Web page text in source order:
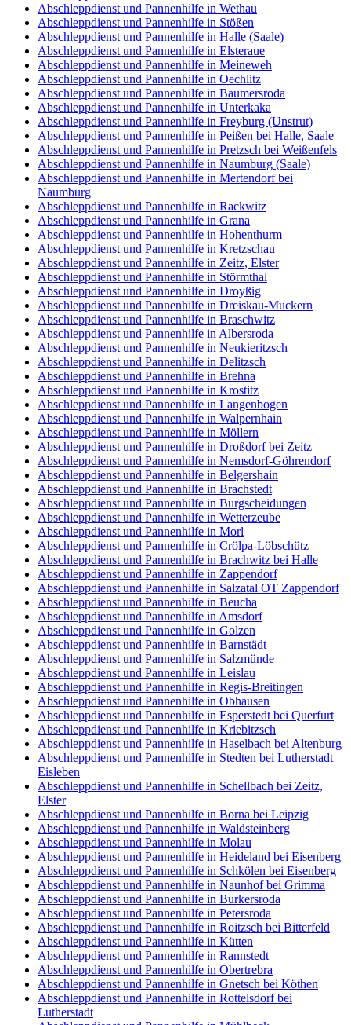
Abschleppdienst und Pannenhilfe in Wethau
Abschleppdienst und Pannenhilfe in Stößen
Abschleppdienst und Pannenhilfe in Halle (Saale)
Abschleppdienst und Pannenhilfe in Elsteraue
Abschleppdienst und Pannenhilfe in Meineweh
Abschleppdienst und Pannenhilfe in Oechlitz
Abschleppdienst und Pannenhilfe in Baumersroda
Abschleppdienst und Pannenhilfe in Unterkaka
Abschleppdienst und Pannenhilfe in Freyburg (Unstrut)
Abschleppdienst und Pannenhilfe in Peißen bei Halle, Saale
Abschleppdienst und Pannenhilfe in Pretzsch bei Weißenfels
Abschleppdienst und Pannenhilfe in Naumburg (Saale)
Abschleppdienst und Pannenhilfe in Mertendorf bei
Naumburg
Abschleppdienst und Pannenhilfe in Rackwitz
Abschleppdienst und Pannenhilfe in Grana
Abschleppdienst und Pannenhilfe in Hohenthurm
Abschleppdienst und Pannenhilfe in Kretzschau
Abschleppdienst und Pannenhilfe in Zeitz, Elster
Abschleppdienst und Pannenhilfe in Störmthal
Abschleppdienst und Pannenhilfe in Droyßig
Abschleppdienst und Pannenhilfe in Dreiskau-Muckern
Abschleppdienst und Pannenhilfe in Braschwitz
Abschleppdienst und Pannenhilfe in Albersroda
Abschleppdienst und Pannenhilfe in Neukieritzsch
Abschleppdienst und Pannenhilfe in Delitzsch
Abschleppdienst und Pannenhilfe in Brehna
Abschleppdienst und Pannenhilfe in Krostitz
Abschleppdienst und Pannenhilfe in Langenbogen
Abschleppdienst und Pannenhilfe in Walpernhain
Abschleppdienst und Pannenhilfe in Möllern
Abschleppdienst und Pannenhilfe in Droßdorf bei Zeitz
Abschleppdienst und Pannenhilfe in Nemsdorf-Göhrendorf
Abschleppdienst und Pannenhilfe in Belgershain
Abschleppdienst und Pannenhilfe in Brachstedt
Abschleppdienst und Pannenhilfe in Burgscheidungen
Abschleppdienst und Pannenhilfe in Wetterzeube
Abschleppdienst und Pannenhilfe in Morl
Abschleppdienst und Pannenhilfe in Crölpa-Löbschütz
Abschleppdienst und Pannenhilfe in Brachwitz bei Halle
Abschleppdienst und Pannenhilfe in Zappendorf
Abschleppdienst und Pannenhilfe in Salzatal OT Zappendorf
Abschleppdienst und Pannenhilfe in Beucha
Abschleppdienst und Pannenhilfe in Amsdorf
Abschleppdienst und Pannenhilfe in Golzen
Abschleppdienst und Pannenhilfe in Barnstädt
Abschleppdienst und Pannenhilfe in Salzmünde
Abschleppdienst und Pannenhilfe in Leislau
Abschleppdienst und Pannenhilfe in Regis-Breitingen
Abschleppdienst und Pannenhilfe in Obhausen
Abschleppdienst und Pannenhilfe in Esperstedt bei Querfurt
Abschleppdienst und Pannenhilfe in Kriebitzsch
Abschleppdienst und Pannenhilfe in Haselbach bei Altenburg
Abschleppdienst und Pannenhilfe in Stedten bei Lutherstadt
Eisleben
Abschleppdienst und Pannenhilfe in Schellbach bei Zeitz,
Elster
Abschleppdienst und Pannenhilfe in Borna bei Leipzig
Abschleppdienst und Pannenhilfe in Waldsteinberg
Abschleppdienst und Pannenhilfe in Molau
Abschleppdienst und Pannenhilfe in Heideland bei Eisenberg
Abschleppdienst und Pannenhilfe in Schkölen bei Eisenberg
Abschleppdienst und Pannenhilfe in Naunhof bei Grimma
Abschleppdienst und Pannenhilfe in Burkersroda
Abschleppdienst und Pannenhilfe in Petersroda
Abschleppdienst und Pannenhilfe in Roitzsch bei Bitterfeld
Abschleppdienst und Pannenhilfe in Kütten
Abschleppdienst und Pannenhilfe in Rannstedt
Abschleppdienst und Pannenhilfe in Obertrebra
Abschleppdienst und Pannenhilfe in Gnetsch bei Köthen
Abschleppdienst und Pannenhilfe in Rottelsdorf bei
Lutherstadt